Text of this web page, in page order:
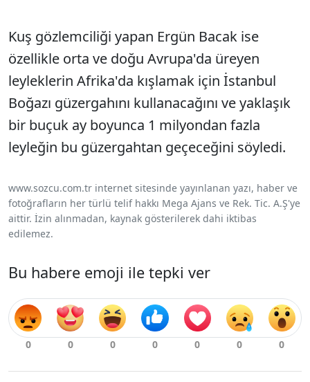
Kuş gözlemciliği yapan Ergün Bacak ise
özellikle orta ve doğu Avrupa'da üreyen
leyleklerin Afrika'da kışlamak için İstanbul
Boğazı güzergahını kullanacağını ve yaklaşık
bir buçuk ay boyunca 1 milyondan fazla
leyleğin bu güzergahtan geçeceğini söyledi.
www.sozcu.com.tr internet sitesinde yayınlanan yazı, haber ve
fotoğrafların her türlü telif hakkı Mega Ajans ve Rek. Tic. A.Ş'ye
aittir. İzin alınmadan, kaynak gösterilerek dahi iktibas
edilemez.
Bu habere emoji ile tepki ver